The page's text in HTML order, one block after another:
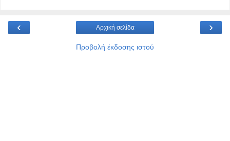
‹ ›
Αρχική σελίδα
Προβολή έκδοσης ιστού